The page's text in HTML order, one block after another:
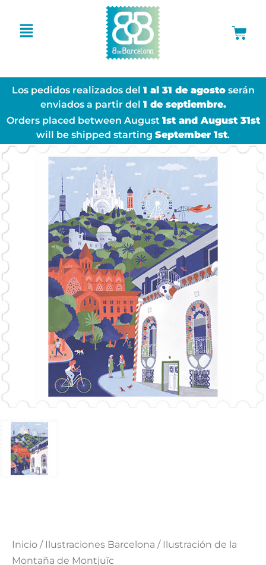
Los pedidos realizados del 1 al 31 de agostoserán
enviados a partir del 1 de septiembre.
Orders placed between August 1st and August 31st
will be shipped starting September 1st.
Inicio / Ilustraciones Barcelona / Ilustración de la
Montaña de Montjuïc